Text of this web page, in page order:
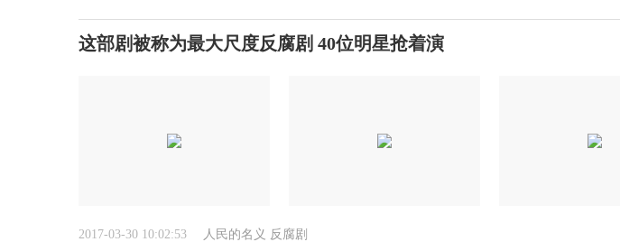
这部剧被称为最大尺度反腐剧 40位明星抢着演
2017-03-30 10:02:53 人民的名义 反腐剧